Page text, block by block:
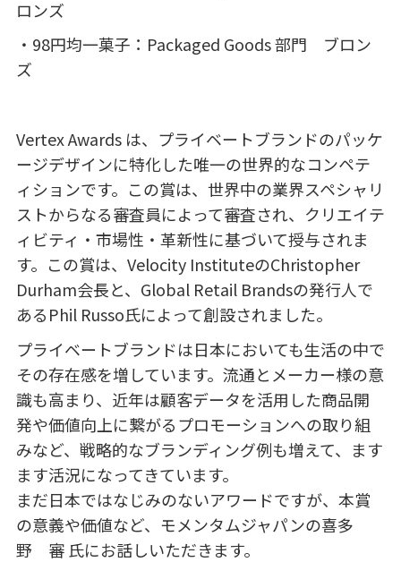
ロンズ
・ 98円均一菓子： Packaged Goods部門 ブロン
ズ
Vertex Awards は、プライベートブランドのパッケ
ージデザインに特化した唯一の世界的なコンペテ
ィションです。この賞は、世界中の業界スペシャリ
ストからなる審査員によって審査され、クリエイテ
ィビティ・市場性・革新性に基づいて授与されま
す。この賞は、 Velocity InstituteのChristopher
Durham会長と、 Global Retail Brandsの発行人で
あるPhil Russo氏によって創設されました。
プライベートブランドは日本においても生活の中で
その存在感を増しています。流通とメーカー様の意
識も高まり、近年は顧客データを活用した商品開
発や価値向上に繋がるプロモーションへの取り組
みなど、戦略的なブランディング例も増えて、ます
ます活況になってきています。
まだ日本ではなじみのないアワードですが、本賞
の意義や価値など、モメンタムジャパンの喜多
野 審 氏にお話しいただきます。